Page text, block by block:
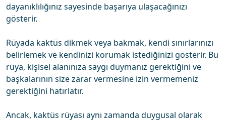
dayanıklılığınız sayesinde başarıya ulaşacağınızı
gösterir.
Rüyada kaktüs dikmek veya bakmak, kendi sınırlarınızı
belirlemek ve kendinizi korumak istediğinizi gösterir. Bu
rüya, kişisel alanınıza saygı duymanız gerektiğini ve
başkalarının size zarar vermesine izin vermemeniz
gerektiğini hatırlatır.
Ancak, kaktüs rüyası aynı zamanda duygusal olarak